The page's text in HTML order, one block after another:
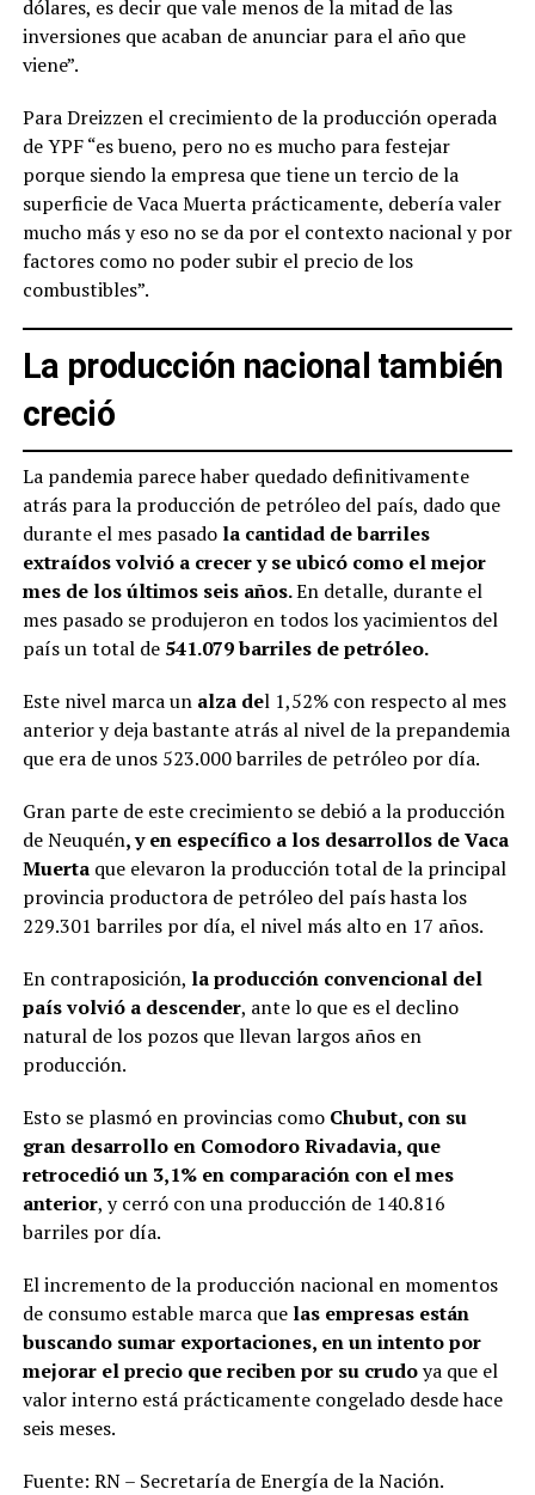
dólares, es decir que vale menos de la mitad de las
inversiones que acaban de anunciar para el año que
viene”.
Para Dreizzen el crecimiento de la producción operada
de YPF “es bueno, pero no es mucho para festejar
porque siendo la empresa que tiene un tercio de la
superficie de Vaca Muerta prácticamente, debería valer
mucho más y eso no se da por el contexto nacional y por
factores como no poder subir el precio de los
combustibles”.
La producción nacional también
creció
La pandemia parece haber quedado definitivamente
atrás para la producción de petróleo del país, dado que
durante el mes pasado la cantidad de barriles
extraídos volvió a crecer y se ubicó como el mejor
mes de los últimos seis años.En detalle, durante el
mes pasado se produjeron en todos los yacimientos del
país un total de541.079 barriles de petróleo.
Este nivel marca un alza del 1,52% con respecto al mes
anterior y deja bastante atrás al nivel de la prepandemia
que era de unos 523.000 barriles de petróleo por día.
Gran parte de este crecimiento se debió a la producción
de Neuquén, y en específico a los desarrollos de Vaca
Muerta que elevaron la producción total de la principal
provincia productora de petróleo del país hasta los
229.301 barriles por día, el nivel más alto en 17 años.
En contraposición, la producción convencional del
país volvió a descender, ante lo que es el declino
natural de los pozos que llevan largos años en
producción.
Esto se plasmó en provincias como Chubut, con su
gran desarrollo en Comodoro Rivadavia, que
retrocedió un 3,1% en comparación con el mes
anterior, y cerró con una producción de 140.816
barriles por día.
El incremento de la producción nacional en momentos
de consumo estable marca que las empresas están
buscando sumar exportaciones, en un intento por
mejorar el precio que reciben por su crudoya que el
valor interno está prácticamente congelado desde hace
seis meses.
Fuente: RN – Secretaría de Energía de la Nación.